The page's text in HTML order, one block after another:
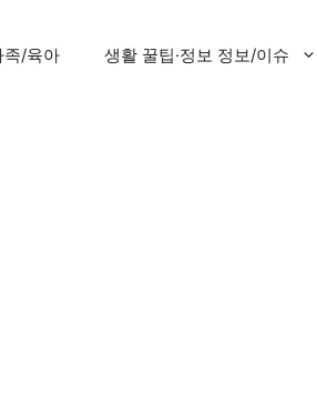
족/육아 생활 꿀팁·정보 정보/이슈